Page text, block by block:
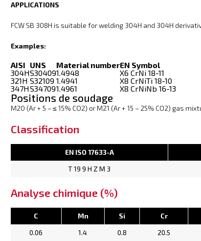
APPLICATIONS
FCW SB 308H is suitable for welding 304H and 304H
Examples:
AISI UNS Material numberEN Symbol
304HS304091.4948
X6 CrNi 18-11
321H S32109 1.4941
X8 CrNiTi 18-10
347HS347091.4961 X8 CrNiNb 16-13
Positions de soudage
M20 (Ar + 5 – ≤ 15% CO2) or M21 (Ar + 15 – 25% CO2) gas
Classification
EN ISO 17633-A
T 19 9 H Z M 3
Analyse chimique (%)
C Mn Si Cr
0.06
1.4 0.8 20.5